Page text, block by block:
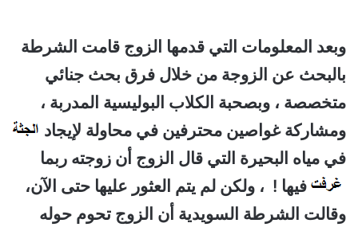
وبعد المعلومات التي قدمها الزوج قامت الشرطة
بالبحث عن الزوجة من خلال فرق بحث جنائي
متخصصة ، وبصحبة الكلاب البوليسية المدربة ،
ومشاركة غواصين محترفين في محاولة لإيجاد
في مياه البحيرة التي قال الزوج أن زوجته ربما
فيها ! ، ولكن لم يتم العثور عليها حتى الآن،
وقالت الشرطة السويدية أن الزوج تحوم حوله